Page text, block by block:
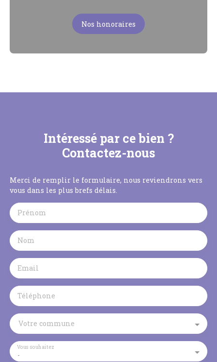
Nos honoraires
Intéressé par ce bien ?
Contactez-nous
Merci de remplir le formulaire, nous reviendrons vers
vous dans les plus brefs délais.
Prénom
Nom
Email
Téléphone
Votre commune
-
Vous souhaitez